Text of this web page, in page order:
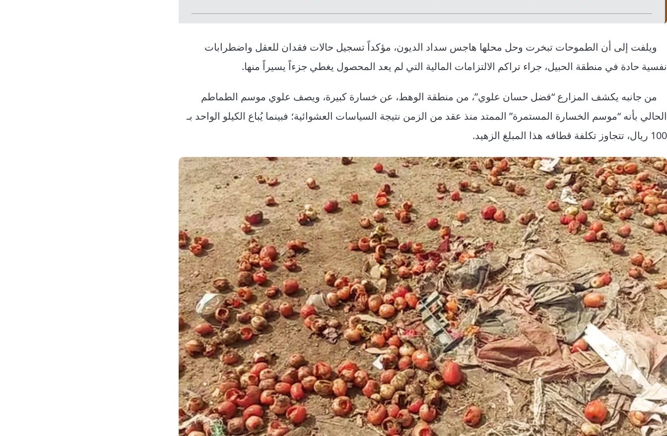
ويلفت إلى أن الطموحات تبخرت وحل محلها هاجس سداد الديون، مؤكداً تسجيل حالات فقدان للعقل واضطرابات
نفسية حادة في منطقة الحبيل، جراء تراكم الالتزامات المالية التي لم يعد المحصول يغطي جزءاً يسيراً منها.
من جانبه يكشف المزارع “فضل حسان علوي”، من منطقة الوهط، عن خسارة كبيرة، ويصف علوي موسم الطماطم
الحالي بأنه “موسم الخسارة المستمرة” الممتد منذ عقد من الزمن نتيجة السياسات العشوائية؛ فبينما يُباع الكيلو الواحد بـ
100 ريال، تتجاوز تكلفة قطافه هذا المبلغ الزهيد.